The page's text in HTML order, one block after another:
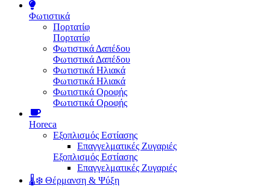
Φωτιστικά
Πορτατίφ
Πορτατίφ
Φωτιστικά Δαπέδου
Φωτιστικά Δαπέδου
Φωτιστικά Ηλιακά
Φωτιστικά Ηλιακά
Φωτιστικά Οροφής
Φωτιστικά Οροφής
Horeca
Εξοπλισμός Εστίασης
Επαγγελματικές Ζυγαριές
Εξοπλισμός Εστίασης
Επαγγελματικές Ζυγαριές
🌡️❄️ Θέρμανση & Ψύξη